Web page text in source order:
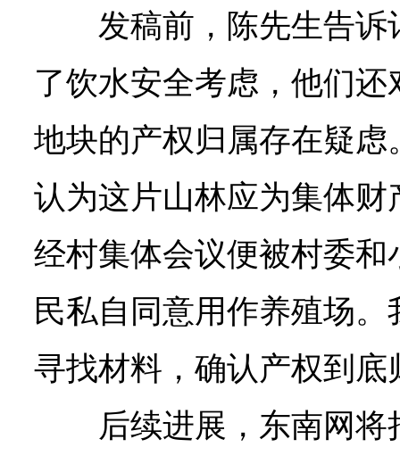
发稿前，陈先生告诉
了饮水安全考虑，他们还
地块的产权归属存在疑虑
认为这片山林应为集体财
经村集体会议便被村委和
民私自同意用作养殖场。
寻找材料，确认产权到底
后续进展，东南网将